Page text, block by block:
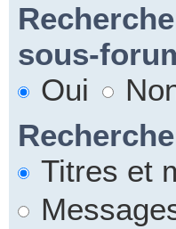
sous-
Oui
Titres et